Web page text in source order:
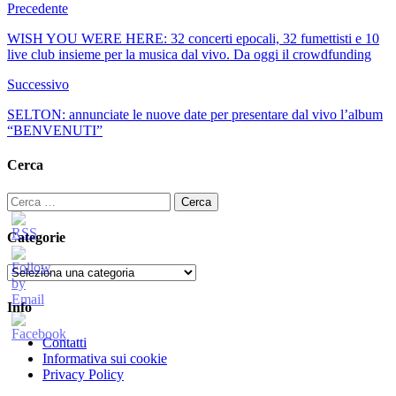
Precedente
WISH YOU WERE HERE: 32 concerti epocali, 32 fumettisti e 10
live club insieme per la musica dal vivo. Da oggi il crowdfunding
Successivo
SELTON: annunciate le nuove date per presentare dal vivo l’album
“BENVENUTI”
Cerca
Ricerca
per:
Categorie
Categorie
Info
Contatti
Informativa sui cookie
Privacy Policy